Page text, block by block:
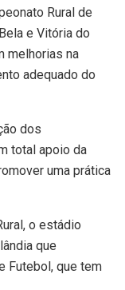
Rural de
e Vitória do
melhorias na
adequado do
dos
total apoio da
uma prática
o estádio
que
Futebol, que tem